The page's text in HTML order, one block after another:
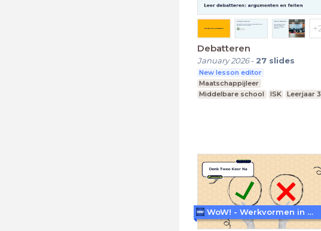
Debatteren
January 2026- 27 slides
New lesson editor
Maatschappijleer
Middelbare school
ISK Leerjaar 3
WoW! - Werkvormen in LessonUp